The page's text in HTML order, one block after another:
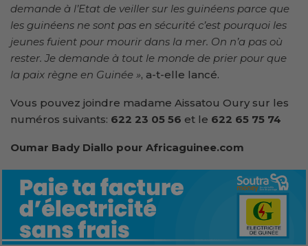
demande à l’Etat de veiller sur les guinéens parce que
les guinéens ne sont pas en sécurité c’est pourquoi les
jeunes fuient pour mourir dans la mer. On n’a pas où
rester. Je demande à tout le monde de prier pour que
la paix règne en Guinée », a-t-elle lancé.
Vous pouvez joindre madame Aissatou Oury sur les
numéros suivants: 622 23 05 56 et le 622 65 75 74
Oumar Bady Diallo pour Africaguinee.com